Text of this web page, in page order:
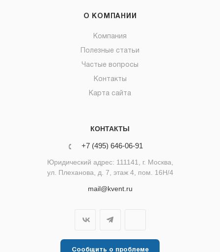
О КОМПАНИИ
Компания
Полезные статьи
Частые вопросы
Контакты
Карта сайта
КОНТАКТЫ
+7 (495) 646-06-91
Юридический адрес: 111141, г. Москва,
ул. Плеханова, д. 7, этаж 4, пом. 16Н/4
mail@kvent.ru
Сообщить о проблеме